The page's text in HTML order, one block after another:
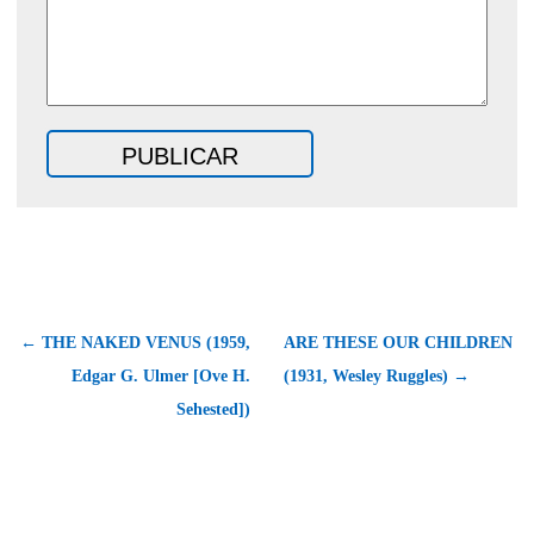
← THE NAKED VENUS (1959,
Edgar G. Ulmer [Ove H.
Sehested])
ARE THESE OUR CHILDREN
(1931, Wesley Ruggles) →